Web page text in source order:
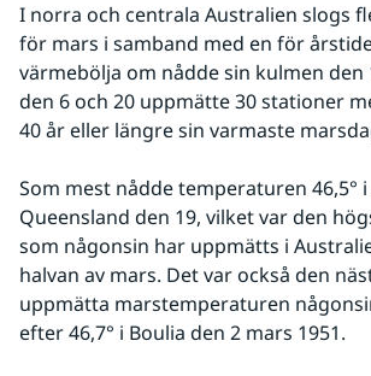
I norra och centrala Australien slogs
för mars i samband med en för
värmebölja om nådde sin kulmen den
den 6 och 20 uppmätte 30 stationer
40 år eller längre sin varmaste
Som mest nådde temperaturen 46,5°
Queensland den 19, vilket var den
som någonsin har uppmätts i
halvan av mars. Det var också den
uppmätta marstemperaturen
efter 46,7° i Boulia den 2 mars 1951.